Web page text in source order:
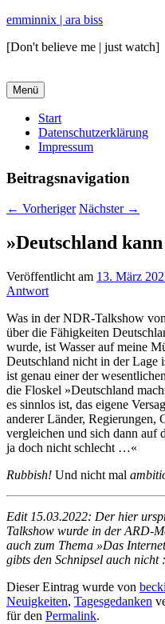
emminnix | ara biss
[Don't believe me | just watch]
Menü
Primäres
Menü
Start
Datenschutzerklärung
Impressum
Beitragsnavigation
← Vorheriger Nächster →
»Deutschland
Veröffentlicht am 13. März
Antwort
Was in der NDR-Talkshow
über die Fähigkeiten
wurde, ist Wasser auf meine
Deutschland nicht in der Lage
ist genau einer der
die Floskel »Deutschland
es sinnlos ist, das eigene
anderer Länder, Regierungen,
vergleichen und sich dann auf
ja doch nicht schlecht …«
Rubbish! Und nicht mal
Edit 15.03.2022: Der hier
Talkshow wurde in der ARD-
auch zum Thema »Das
gibts den Schnipsel auch nicht
Dieser Eintrag wurde von
Neuigkeiten, Tagesgedanken
für den Permalink.